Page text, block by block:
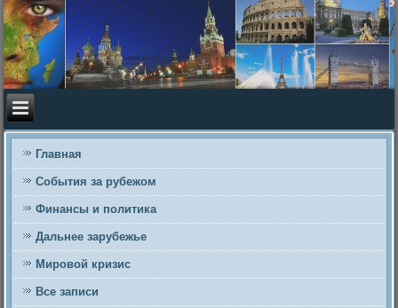
Главная
События за рубежом
Финансы и политика
Дальнее зарубежье
Мировой кризис
Все записи